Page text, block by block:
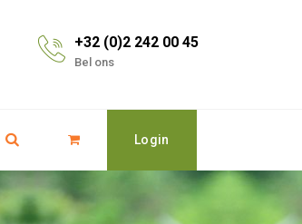
+32 (0)2 242 00 45
Bel ons
Login